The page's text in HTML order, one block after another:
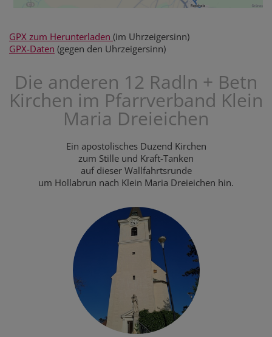
GPX zum Herunterladen (im Uhrzeigersinn)
GPX-Daten (gegen den Uhrzeigersinn)
Die anderen 12 Radln + Betn
Kirchen im Pfarrverband Klein
Maria Dreieichen
Ein apostolisches Duzend Kirchen
zum Stille und Kraft-Tanken
auf dieser Wallfahrtsrunde
um Hollabrun nach Klein Maria Dreieichen hin.